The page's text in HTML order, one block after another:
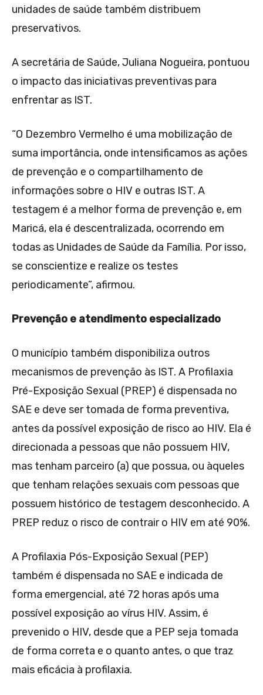
unidades de saúde também distribuem
preservativos.
A secretária de Saúde, Juliana Nogueira, pontuou
o impacto das iniciativas preventivas para
enfrentar as IST.
“O Dezembro Vermelho é uma mobilização de
suma importância, onde intensificamos as ações
de prevenção e o compartilhamento de
informações sobre o HIV e outras IST. A
testagem é a melhor forma de prevenção e, em
Maricá, ela é descentralizada, ocorrendo em
todas as Unidades de Saúde da Família. Por isso,
se conscientize e realize os testes
periodicamente”, afirmou.
Prevenção e atendimento especializado
O município também disponibiliza outros
mecanismos de prevenção às IST. A Profilaxia
Pré-Exposição Sexual (PREP) é dispensada no
SAE e deve ser tomada de forma preventiva,
antes da possível exposição de risco ao HIV. Ela é
direcionada a pessoas que não possuem HIV,
mas tenham parceiro (a) que possua, ou àqueles
que tenham relações sexuais com pessoas que
possuem histórico de testagem desconhecido. A
PREP reduz o risco de contrair o HIV em até 90%.
A Profilaxia Pós-Exposição Sexual (PEP)
também é dispensada no SAE e indicada de
forma emergencial, até 72 horas após uma
possível exposição ao vírus HIV. Assim, é
prevenido o HIV, desde que a PEP seja tomada
de forma correta e o quanto antes, o que traz
mais eficácia à profilaxia.